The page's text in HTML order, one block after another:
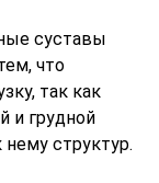
суставы
что
так как
и грудной
структур.